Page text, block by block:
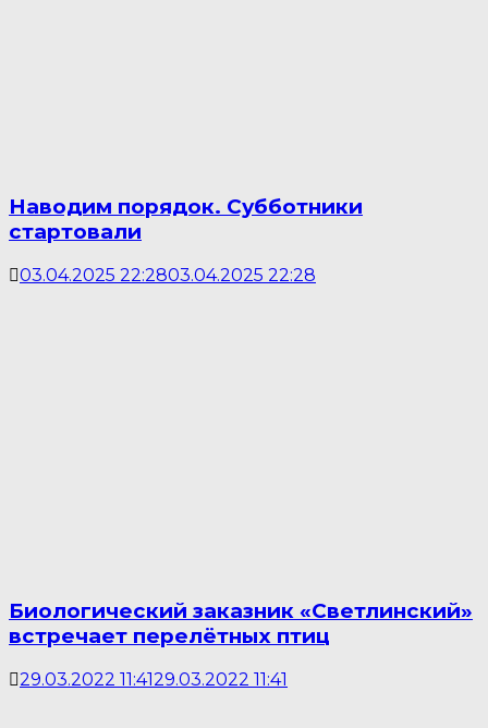
Наводим порядок. Субботники
стартовали
03.04.2025 22:2803.04.2025 22:28
Биологический заказник «Светлинский»
встречает перелётных птиц
29.03.2022 11:4129.03.2022 11:41